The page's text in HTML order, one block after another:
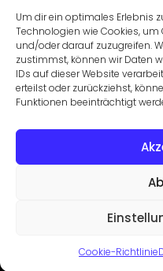
Um dir ein optimales Erlebnis
Technologien wie Cookies,
und/oder darauf zuzugreifen.
zustimmst, können wir Daten
IDs auf dieser Website
erteilst oder zurückziehst,
Funktionen beeinträchtigt
Cookie-Richtlinie
IT-Projektleitung in der
Projekte ruinieren
Datenschutz